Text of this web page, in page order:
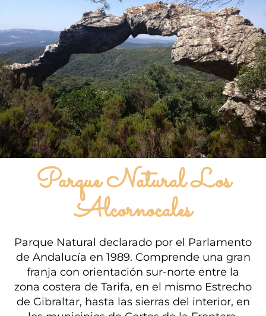
Parque Natural Los
Alcornocales
Parque Natural declarado por el Parlamento
de Andalucía en 1989. Comprende una gran
franja con orientación sur-norte entre la
zona costera de Tarifa, en el mismo Estrecho
de Gibraltar, hasta las sierras del interior, en